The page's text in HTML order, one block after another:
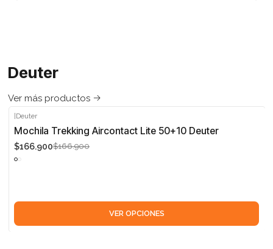
Deuter
Ver más productos
-5%
Deuter
Mochila Trekking Aircontact Lite 50+10 Deuter
$166.900$166.900
VER OPCIONES